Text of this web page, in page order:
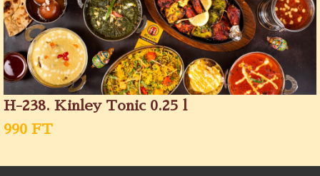
H-238. Kinley Tonic 0.25 l
990 FT